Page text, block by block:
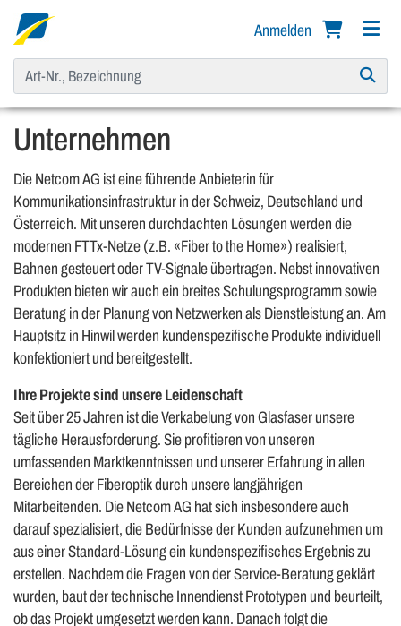
Anmelden
Unternehmen
Die Netcom AG ist eine führende Anbieterin für
Kommunikationsinfrastruktur in der Schweiz, Deutschland und
Österreich. Mit unseren durchdachten Lösungen werden die
modernen FTTx-Netze (z.B. «Fiber to the Home») realisiert,
Bahnen gesteuert oder TV-Signale übertragen. Nebst innovativen
Produkten bieten wir auch ein breites Schulungsprogramm sowie
Beratung in der Planung von Netzwerken als Dienstleistung an. Am
Hauptsitz in Hinwil werden kundenspezifische Produkte individuell
konfektioniert und bereitgestellt.
Ihre Projekte sind unsere Leidenschaft
Seit über 25 Jahren ist die Verkabelung von Glasfaser unsere
tägliche Herausforderung. Sie profitieren von unseren
umfassenden Marktkenntnissen und unserer Erfahrung in allen
Bereichen der Fiberoptik durch unsere langjährigen
Mitarbeitenden. Die Netcom AG hat sich insbesondere auch
darauf spezialisiert, die Bedürfnisse der Kunden aufzunehmen um
aus einer Standard-Lösung ein kundenspezifisches Ergebnis zu
erstellen. Nachdem die Fragen von der Service-Beratung geklärt
wurden, baut der technische Innendienst Prototypen und beurteilt,
ob das Projekt umgesetzt werden kann. Danach folgt die